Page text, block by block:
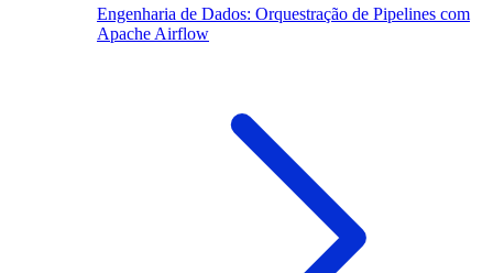
Engenharia de Dados: Orquestração de Pipelines com
Apache Airflow